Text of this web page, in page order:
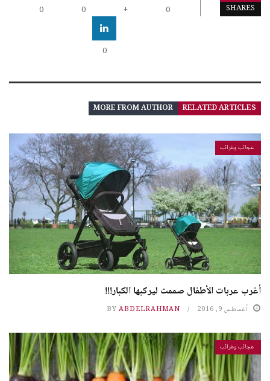
SHARES
0
+
0
0
0
RELATED ARTICLES
MORE FROM AUTHOR
عجائب وغرائب
أغرب عربات الأطفال صممت ليركبها الكبار!!!
أغسطس 9, 2016 BY ABDELRAHMAN
عجائب وغرائب